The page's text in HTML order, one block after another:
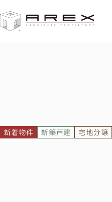
新着物件 新築戸建 宅地分譲